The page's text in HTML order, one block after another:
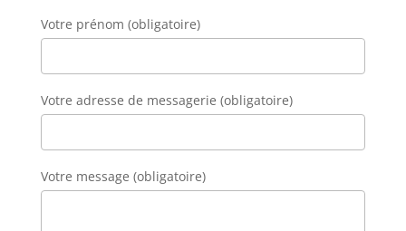
Votre prénom (obligatoire)
Votre adresse de messagerie (obligatoire)
Votre message (obligatoire)